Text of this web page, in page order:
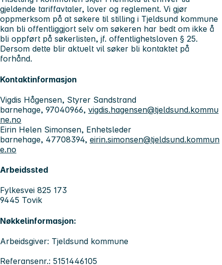
gjeldende tariffavtaler, lover og reglement. Vi gjør
oppmerksom på at søkere til stilling i Tjeldsund kommune
kan bli offentliggjort selv om søkeren har bedt om ikke å
bli oppført på søkerlisten, jf. offentlighetsloven § 25.
Dersom dette blir aktuelt vil søker bli kontaktet på
forhånd.
Kontaktinformasjon
Vigdis Hågensen, Styrer Sandstrand
barnehage, 97040966, vigdis.hagensen@tjeldsund.kommu
ne.no
Eirin Helen Simonsen, Enhetsleder
barnehage, 47708394, eirin.simonsen@tjeldsund.kommun
e.no
Arbeidssted
Fylkesvei 825 173
9445 Tovik
Nøkkelinformasjon:
Arbeidsgiver: Tjeldsund kommune
Referansenr.: 5151446105